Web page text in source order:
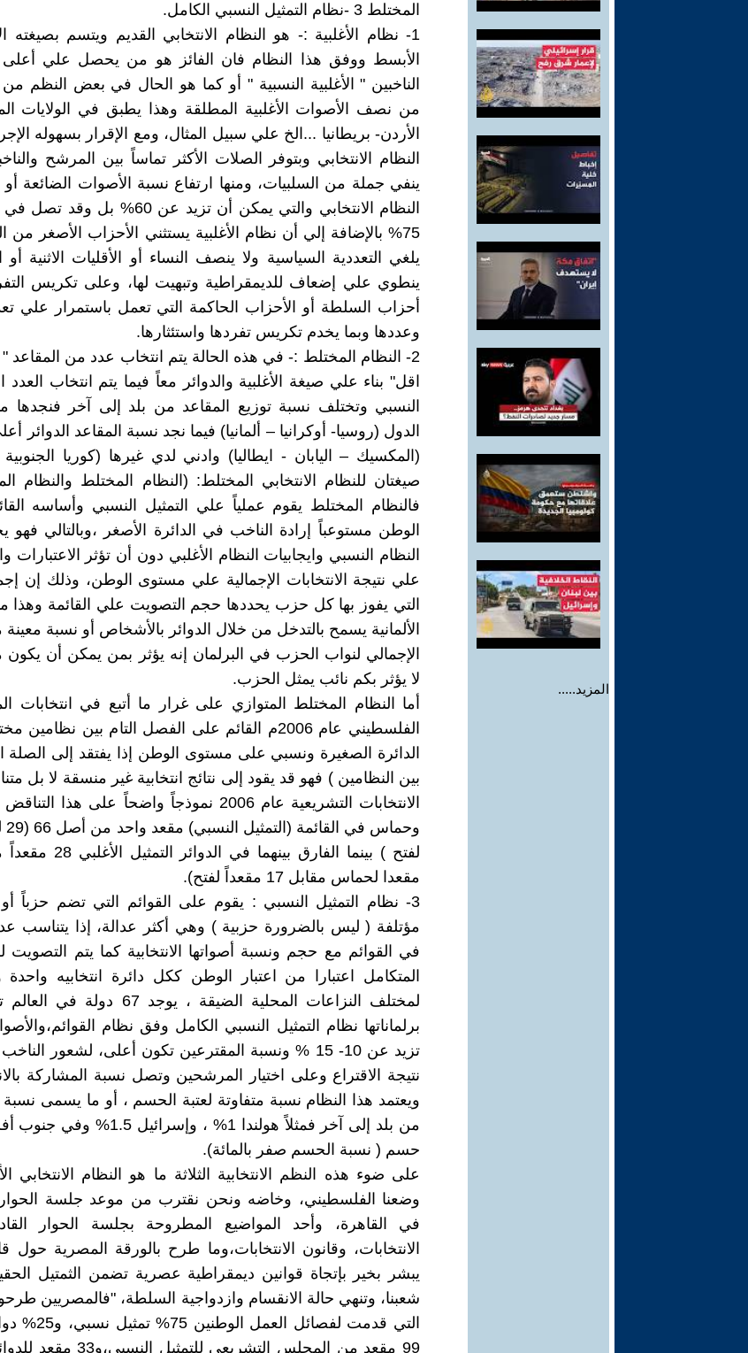
المزيد.....
المختلط 3 -نظام التمثيل النسبي الكامل.
1- نظام الأغلبية :- هو النظام الانتخابي القديم ويتسم بصيغته
الأبسط ووفق هذا النظام فان الفائز هو من يحصل علي
الناخبين " الأغلبية النسبية " أو كما هو الحال في بعض النظم
من نصف الأصوات الأغلبية المطلقة وهذا يطبق في الولايات
الأردن- بريطانيا ...الخ علي سبيل المثال، ومع الإقرار بسهوله
النظام الانتخابي وبتوفر الصلات الأكثر تماساً بين المرشح
ينفي جملة من السلبيات، ومنها ارتفاع نسبة الأصوات الضائعة
النظام الانتخابي والتي يمكن أن تزيد
75% بالإضافة إلي أن نظام الأغلبية يستثني الأحزاب الأصغر
يلغي التعددية السياسية ولا ينصف النساء أو الأقليات الاثنية
ينطوي علي إضعاف للديمقراطية وتبهيت لها، وعلى تكريس
أحزاب السلطة أو الأحزاب الحاكمة التي تعمل باستمرار علي
وعددها وبما يخدم تكريس تفردها واستئثارها.
2- النظام المختلط :- في هذه الحالة يتم انتخاب عدد من المقاعد
اقل" بناء علي صيغة الأغلبية والدوائر معاً فيما يتم انتخاب العدد
النسبي وتختلف نسبة توزيع المقاعد من بلد إلى آخر
الدول (روسيا- أوكرانيا – ألمانيا) فيما نجد نسبة المقاعد
(المكسيك – اليابان - ايطاليا) وادني لدي غيرها (كوريا
صيغتان للنظام الانتخابي المختلط: (النظام المختلط والنظام
فالنظام المختلط يقوم عملياً علي التمثيل النسبي وأساسه
الوطن مستوعباً إرادة الناخب في الدائرة الأصغر ،وبالتالي فهو
النظام النسبي وايجابيات النظام الأغلبي دون أن تؤثر الاعتبارات
علي نتيجة الانتخابات الإجمالية علي مستوى الوطن، وذلك إن
التي يفوز بها كل حزب يحددها حجم التصويت علي القائمة وهذا
الألمانية يسمح بالتدخل من خلال الدوائر بالأشخاص أو نسبة
الإجمالي لنواب الحزب في البرلمان إنه يؤثر بمن يمكن أن يكون
لا يؤثر بكم نائب يمثل الحزب.
أما النظام المختلط المتوازي على غرار ما أتبع في انتخابات
الفلسطيني عام 2006م القائم على الفصل التام بين
الدائرة الصغيرة ونسبي على مستوى الوطن إذا يفتقد إلى الصلة
بين النظامين ) فهو قد يقود إلى نتائج انتخابية غير منسقة لا بل
الانتخابات التشريعية عام 2006 نموذجاً واضحاً على
مقعدا لحماس مقابل 17 مقعداً لفتح).
3- نظام التمثيل النسبي : يقوم على القوائم التي تضم حزباً
مؤتلفة ( ليس بالضرورة حزبية ) وهي أكثر عدالة، إذا يتناسب عدد
في القوائم مع حجم ونسبة أصواتها الانتخابية كما يتم التصويت
المتكامل اعتبارا من اعتبار الوطن ككل دائرة انتخابيه واحدة
لمختلف النزاعات المحلية الضيقة ،
برلماناتها نظام التمثيل النسبي الكامل وفق نظام
تزيد عن 10- 15 % ونسبة المقترعين تكون أعلى، لشعور
ويعتمد هذا النظام نسبة متفاوتة لعتبة الحسم ، أو ما يسمى
من بلد إلى آخر فمثلاً هولندا 1% ،
حسم ( نسبة الحسم صفر بالمائة).
على ضوء هذه النظم الانتخابية الثلاثة ما هو النظام الانتخابي
وضعنا الفلسطيني، وخاضه ونحن نقترب من موعد جلسة
في القاهرة، وأحد المواضيع المطروحة بجلسة الحوار
الانتخابات، وقانون الانتخابات،وما طرح بالورقة المصرية حول
يبشر بخير بإتجاة قوانين ديمقراطية عصرية تضمن الثمتيل
شعبنا، وتنهي حالة الانقسام وازدواجية السلطة، "فالمصريين
التي قدمت
99 مقعد من المجلس التشريعي